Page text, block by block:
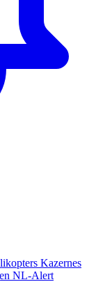
Kazernes
NL-Alert